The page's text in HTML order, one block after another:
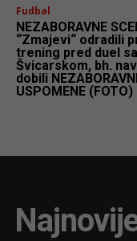
Fudbal
NEZABORAVNE
“Zmajevi“ odradili
trening pred duel sa
Švicarskom, bh.
dobili
USPOMENE (FOTO)